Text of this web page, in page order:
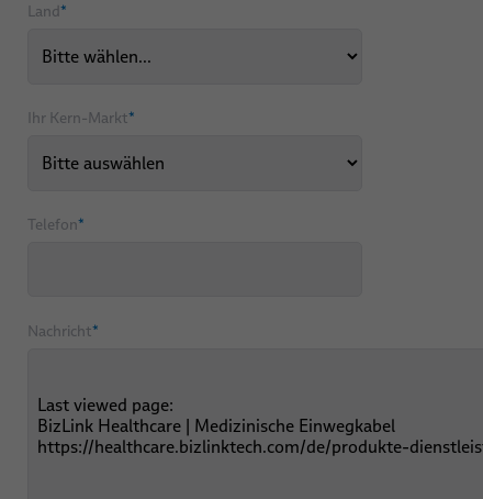
Land*
Ihr Kern-Markt*
Telefon*
Nachricht*